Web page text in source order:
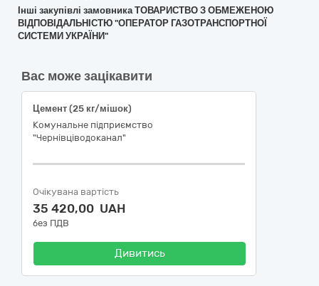
Інші закупівлі замовника ТОВАРИСТВО З ОБМЕЖЕНОЮ
ВІДПОВІДАЛЬНІСТЮ "ОПЕРАТОР ГАЗОТРАНСПОРТНОЇ
СИСТЕМИ УКРАЇНИ"
Вас може зацікавити
Цемент (25 кг/мішок)
Комунальне підприємство
"Чернівціводоканал"
Очікувана вартість
35 420,00 UAH
без ПДВ
Дивитись